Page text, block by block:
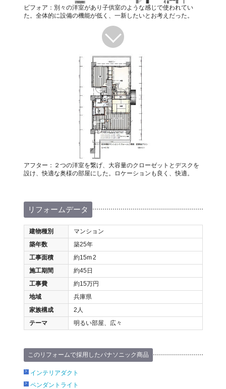
ビフォア：別々の洋室があり子供室のような感じで使われてい
た。全体的に設備の機能が低く、一新したいとお考えだった。
アフター：２つの洋室を繋げ、大容量のクローゼットとデスクを
設け、快適な奥様の部屋にした。ロケーションも良く、快適。
リフォームデータ
建物種別
マンション
築年数
築25年
工事面積
約15m2
施工期間
約45日
工事費
約15万円
地域
兵庫県
家族構成
2人
テーマ
明るい部屋、広々
このリフォームで採用したパナソニック商品
インテリアダクト
ペンダントライト